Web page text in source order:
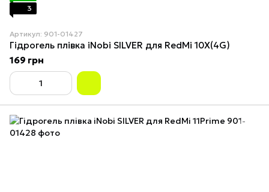
3
Артикул: 901-01427
Гідрогель плівка iNobi SILVER для RedMi 10X(4G)
169 грн